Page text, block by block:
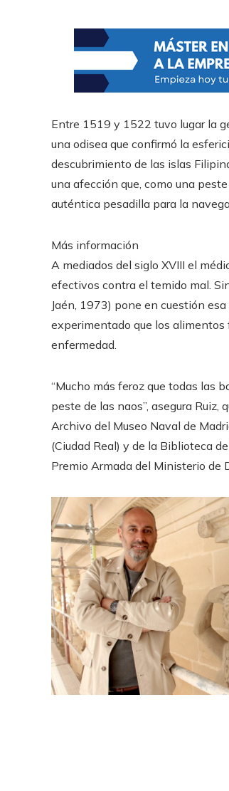
Entre 1519 y 1522 tuvo lugar la
una odisea que confirmó la
descubrimiento de las islas
una afección que, como una
auténtica pesadilla para la
Más información
A mediados del siglo XVIII el
efectivos contra el temido mal.
Jaén, 1973) pone en cuestión
experimentado que los alimentos
enfermedad.
“Mucho más feroz que todas las
peste de las naos”, asegura
Archivo del Museo Naval de
(Ciudad Real) y de la Biblioteca
Premio Armada del Ministerio de